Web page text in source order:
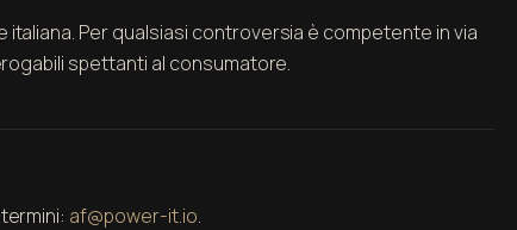
Per qualsiasi controversia è competente in via
spettanti al consumatore.
af@power-it.io.